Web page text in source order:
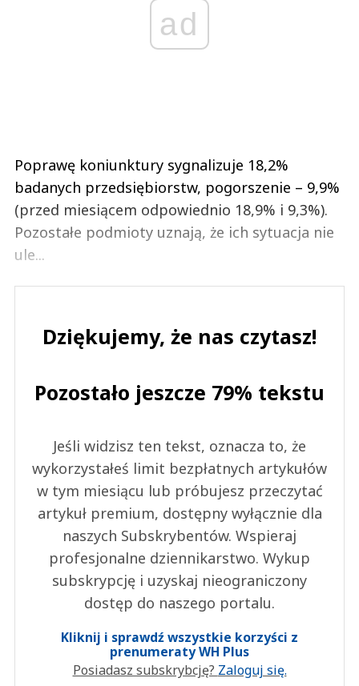
ad
Poprawę koniunktury sygnalizuje 18,2%
badanych przedsiębiorstw, pogorszenie – 9,9%
(przed miesiącem odpowiednio 18,9% i 9,3%).
Pozostałe podmioty uznają, że ich sytuacja nie
ule...
Dziękujemy, że nas czytasz!
Pozostało jeszcze 79% tekstu
Jeśli widzisz ten tekst, oznacza to, że
wykorzystałeś limit bezpłatnych artykułów
w tym miesiącu lub próbujesz przeczytać
artykuł premium, dostępny wyłącznie dla
naszych Subskrybentów. Wspieraj
profesjonalne dziennikarstwo. Wykup
subskrypcję i uzyskaj nieograniczony
dostęp do naszego portalu.
Kliknij i sprawdź wszystkie korzyści z
prenumeraty WH Plus
Posiadasz subskrybcję? Zaloguj się.